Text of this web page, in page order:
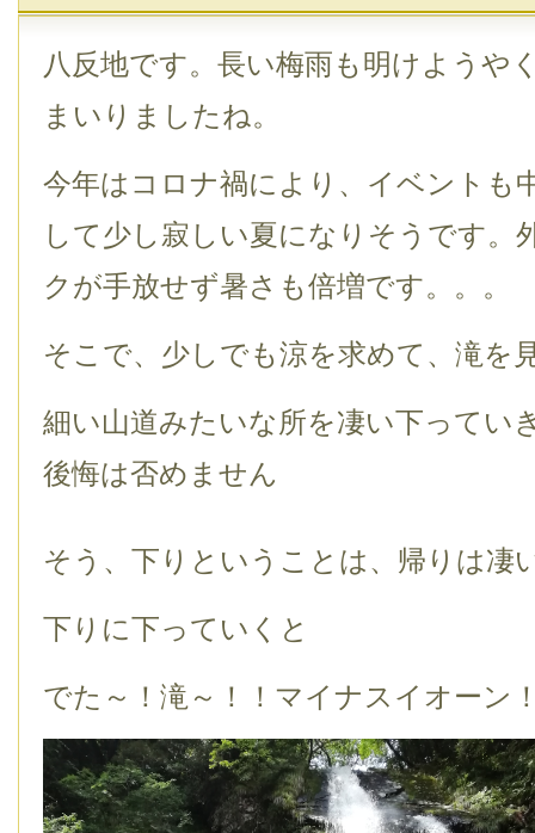
八反地です。長い梅雨も明けようや
まいりましたね。
今年はコロナ禍により、イベントも
して少し寂しい夏になりそうです。
クが手放せず暑さも倍増です。。。
そこで、少しでも涼を求めて、滝を
細い山道みたいな所を凄い下ってい
後悔は否めません
そう、下りということは、帰りは凄
下りに下っていくと
でた～！滝～！！マイナスイオーン